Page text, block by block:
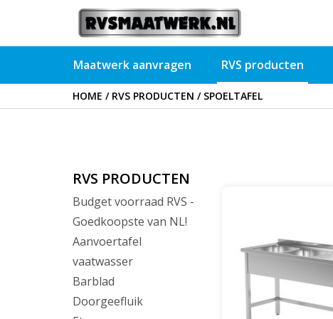
Maatwerk aanvragen RVS producten
HOME / RVS PRODUCTEN / SPOELTAFEL
RVS PRODUCTEN
Budget voorraad RVS -
Goedkoopste van NL!
Aanvoertafel
vaatwasser
Barblad
Doorgeefluik